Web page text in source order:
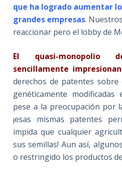
que ha logrado aumentar
grandes empresas.
reaccionar pero el lobby de
El quasi-monopolio
sencillamente
derechos de patentes sobre
genéticamente
pese a la preocupación por
¡esas mismas patentes
impida que cualquier
sus semillas! Aun así,
o restringido los productos